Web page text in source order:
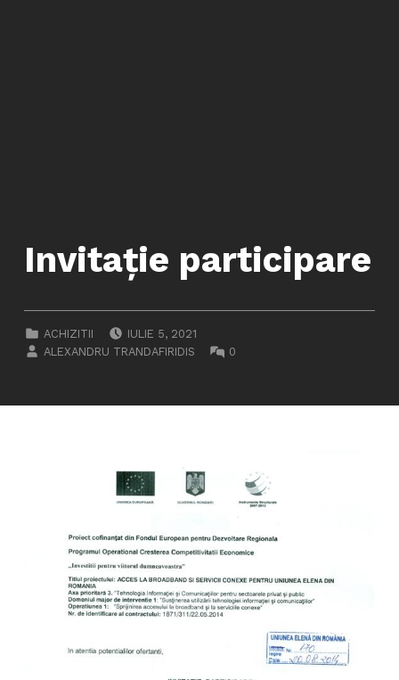
Invitație participare
CATEGORIZED IN:
ACHIZITII IULIE 5, 2021
WRITTEN BY:
ALEXANDRU TRANDAFIRIDIS 0